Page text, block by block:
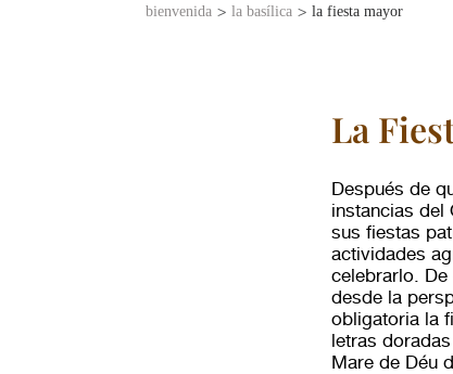
bienvenida > la basílica > la fiesta mayor
La
Después de
instancias del
sus fiestas
actividades
celebrarlo.
desde la
obligatoria la
letras
Mare de Déu